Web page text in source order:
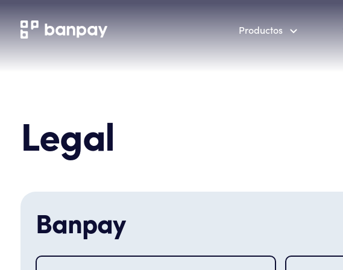
Productos
Legal
Banpay